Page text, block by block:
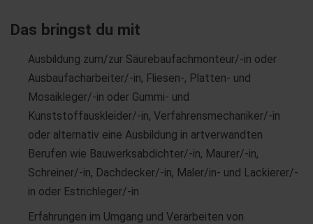
Das bringst du mit
Ausbildung zum/zur Säurebaufachmonteur/-in oder
Ausbaufacharbeiter/-in, Fliesen-, Platten- und
Mosaikleger/-in oder Gummi- und
Kunststoffauskleider/-in, Verfahrensmechaniker/-in
oder alternativ eine Ausbildung in artverwandten
Berufen wie Bauwerksabdichter/-in, Maurer/-in,
Schreiner/-in, Dachdecker/-in, Maler/in- und Lackierer/-
in oder Estrichleger/-in
Erfahrungen im Umgang und Verarbeiten von